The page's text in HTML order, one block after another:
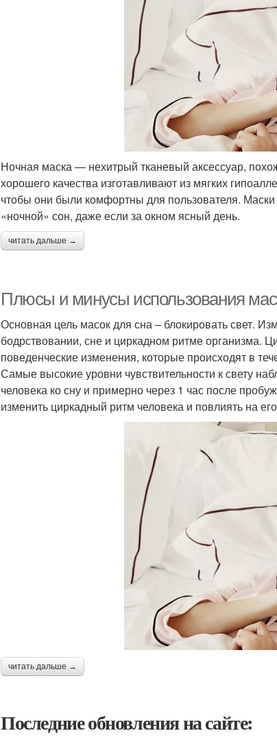
Ночная маска — нехитрый тканевый аксессуар,
хорошего качества изготавливают из мягких
чтобы они были комфортны для пользователя.
«ночной» сон, даже если за окном ясный день.
читать дальше →
Плюсы и минусы использования
Основная цель масок для сна – блокировать свет.
бодрствовании, сне и циркадном ритме организма.
поведенческие изменения, которые происходят в
Самые высокие уровни чувствительности к свету
человека ко сну и примерно через 1 час после
изменить циркадный ритм человека и повлиять на
читать дальше →
Последние обновления на сайте: